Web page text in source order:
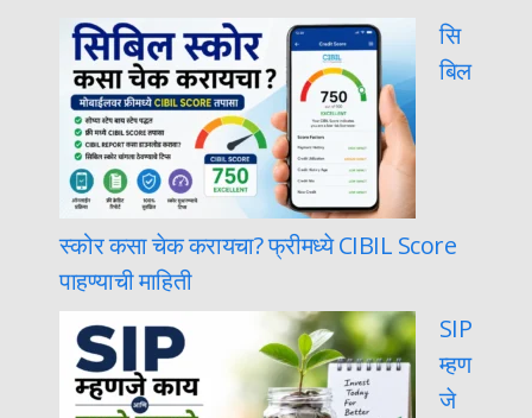
सि
बिल
स्कोर कसा चेक करायचा? फ्रीमध्ये CIBIL Score
पाहण्याची माहिती
SIP
म्हण
जे